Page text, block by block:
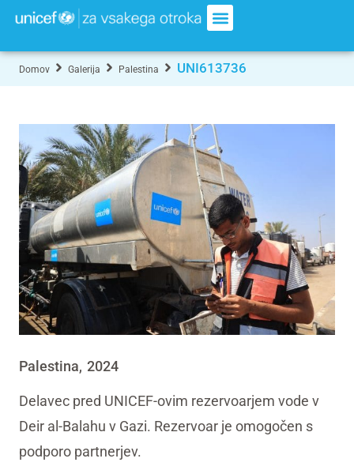
Domov Galerija Palestina UNI613736
Palestina, 2024
Delavec pred UNICEF-ovim rezervoarjem vode v
Deir al-Balahu v Gazi. Rezervoar je omogočen s
podporo partnerjev.